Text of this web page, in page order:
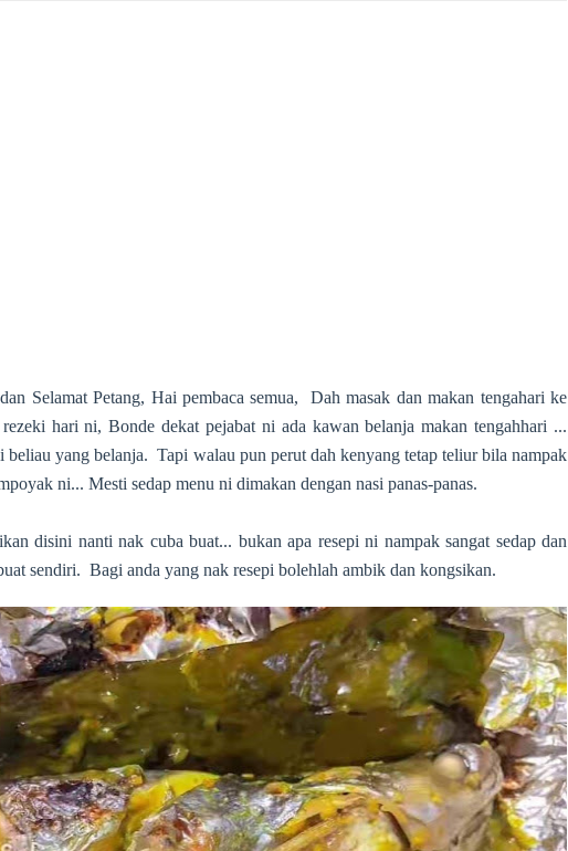
Selamat Petang, Hai pembaca semua, Dah masak dan makan tengahari ke
hari ni, Bonde dekat pejabat ni ada kawan belanja makan tengahhari ...
beliau yang belanja. Tapi walau pun perut dah kenyang tetap teliur bila nampak
ni... Mesti sedap menu ni dimakan dengan nasi panas-panas.
disini nanti nak cuba buat... bukan apa resepi ni nampak sangat sedap dan
sendiri. Bagi anda yang nak resepi bolehlah ambik dan kongsikan.